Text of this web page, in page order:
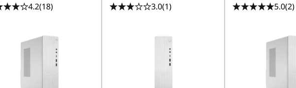
4.2(18) 3.0(1) 5.0(2)